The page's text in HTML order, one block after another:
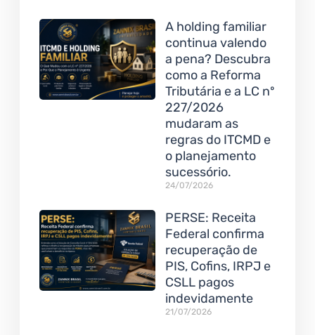
A holding familiar
continua valendo
a pena? Descubra
como a Reforma
Tributária e a LC nº
227/2026
mudaram as
regras do ITCMD e
o planejamento
sucessório.
24/07/2026
PERSE: Receita
Federal confirma
recuperação de
PIS, Cofins, IRPJ e
CSLL pagos
indevidamente
21/07/2026